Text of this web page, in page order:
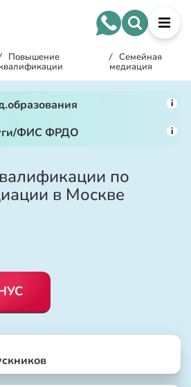
Повышение
квалификации
/ Семейная
медиация
i
ФИС ФРДО i
по
в Москве